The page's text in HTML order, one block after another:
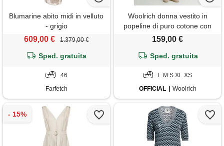
Blumarine abito midi in velluto
- grigio
609,00 € 1.379,00 €
Sped. gratuita
46
Farfetch
Woolrich donna vestito in
popeline di puro cotone con
cintura verde taglia m
159,00 €
Sped. gratuita
L M S XL XS
OFFICIAL
Woolrich